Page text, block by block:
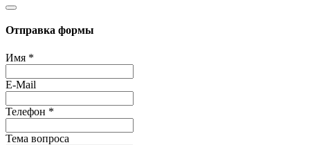
Отправка формы
Имя *
E-Mail
Телефон *
Тема вопроса